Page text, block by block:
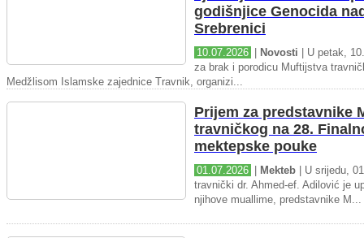
godišnjice Genocida
Srebrenici
10.07.2026 Novosti | U petak,
za brak i porodicu Muftijstva
Medžlisom Islamske zajednice Travnik, organizi...
Prijem za predstavnike
travničkog na 28.
mektepske pouke
01.07.2026 Mekteb | U srijedu,
travnički dr. Ahmed-ef. Adilović je
njihove muallime, predstavnike M...